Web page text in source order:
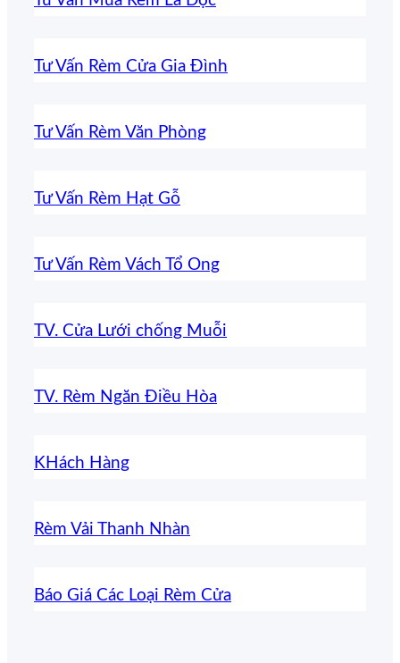
Tư Vấn Rèm Cửa Gia Đình
Tư Vấn Rèm Văn Phòng
Tư Vấn Rèm Hạt Gỗ
Tư Vấn Rèm Vách Tổ Ong
TV. Cửa Lưới chống Muỗi
TV. Rèm Ngăn Điều Hòa
KHách Hàng
Rèm Vải Thanh Nhàn
Báo Giá Các Loại Rèm Cửa